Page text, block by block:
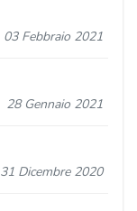
03 Febbraio 2021
28 Gennaio 2021
31 Dicembre 2020